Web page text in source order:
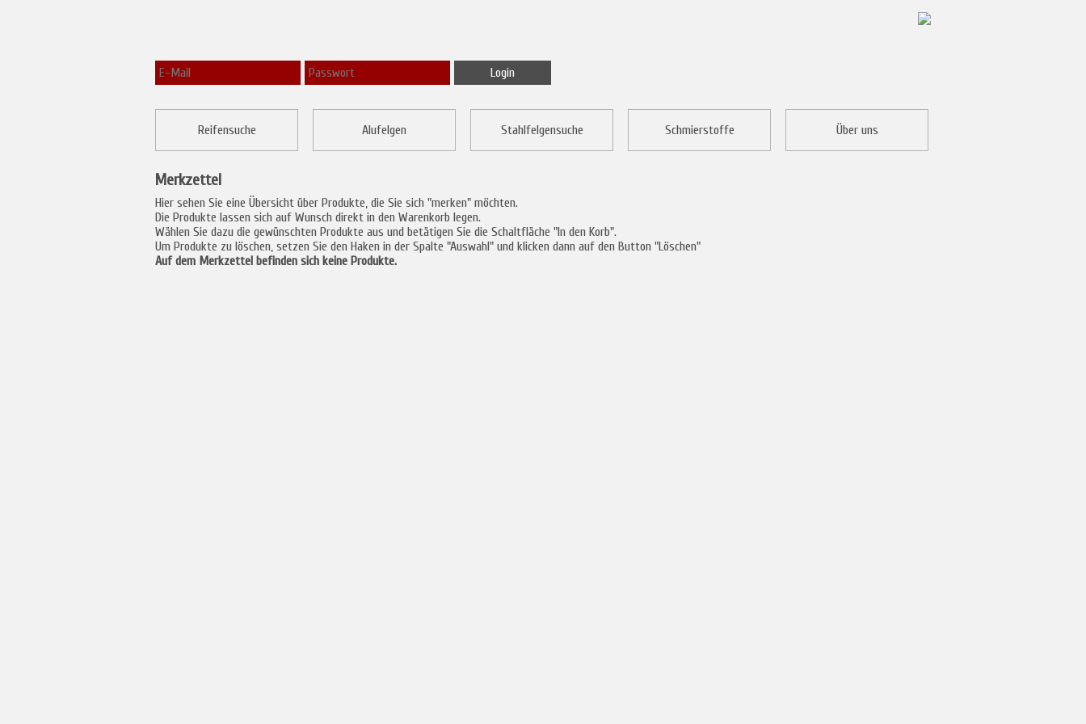
Reifensuche Alufelgen Stahlfelgensuche Schmierstoffe Über uns
Merkzettel
Hier sehen Sie eine Übersicht über Produkte, die Sie sich "merken" möchten.
Die Produkte lassen sich auf Wunsch direkt in den Warenkorb legen.
Wählen Sie dazu die gewünschten Produkte aus und betätigen Sie die Schaltfläche "In den Korb".
Um Produkte zu löschen, setzen Sie den Haken in der Spalte "Auswahl" und klicken dann auf den Button "Löschen"
Auf dem Merkzettel befinden sich keine Produkte.